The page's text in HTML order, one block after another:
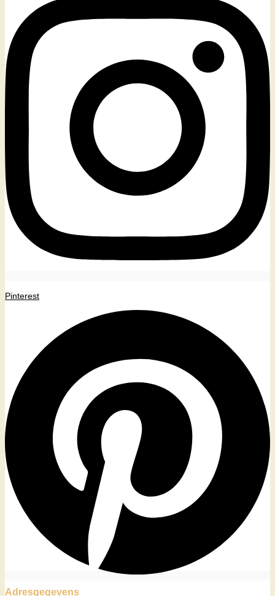
Pinterest
Adresgegevens